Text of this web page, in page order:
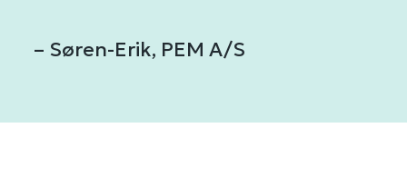
– Søren-Erik, PEM A/S